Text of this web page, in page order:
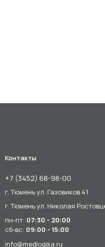
Контакты
+7 (3452) 68-98-00
г. Тюмень ул. Газовиков 41
г. Тюмень ул. Николая
info@medlogika.ru
пн-пт: 07:30 - 20:00
сб-вс: 09:00 - 15:00